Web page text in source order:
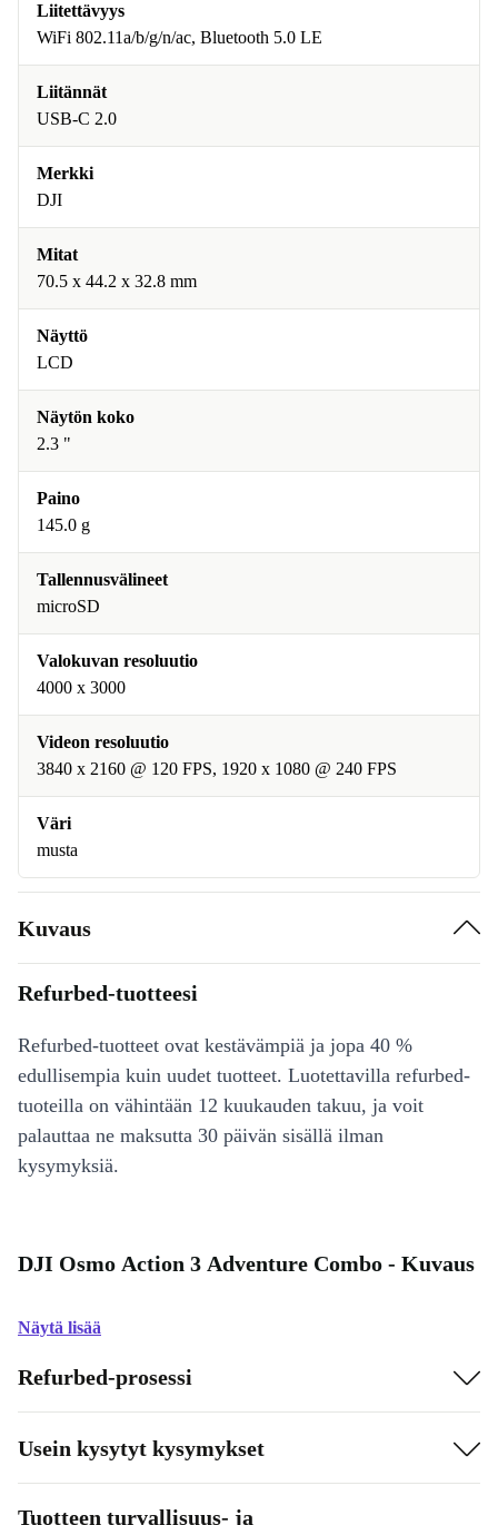
Liitettävyys
WiFi 802.11a/b/g/n/ac, Bluetooth 5.0 LE
Liitännät
USB-C 2.0
Merkki
DJI
Mitat
70.5 x 44.2 x 32.8 mm
Näyttö
LCD
Näytön koko
2.3 "
Paino
145.0 g
Tallennusvälineet
microSD
Valokuvan resoluutio
4000 x 3000
Videon resoluutio
3840 x 2160 @ 120 FPS, 1920 x 1080 @ 240 FPS
Väri
musta
Kuvaus
Refurbed-tuotteesi
Refurbed-tuotteet ovat kestävämpiä ja jopa 40 %
edullisempia kuin uudet tuotteet. Luotettavilla refurbed-
tuoteilla on vähintään 12 kuukauden takuu, ja voit
palauttaa ne maksutta 30 päivän sisällä ilman
kysymyksiä.
DJI Osmo Action 3 Adventure Combo - Kuvaus
Näytä lisää
Refurbed-prosessi
Usein kysytyt kysymykset
Tuotteen turvallisuus- ja